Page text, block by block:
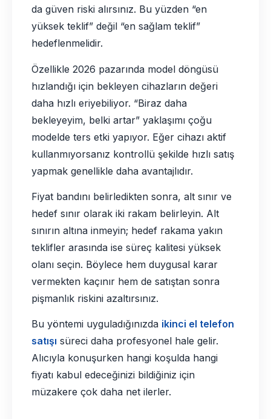
da güven riski alırsınız. Bu yüzden “en
yüksek teklif” değil “en sağlam teklif”
hedeflenmelidir.
Özellikle 2026 pazarında model döngüsü
hızlandığı için bekleyen cihazların değeri
daha hızlı eriyebiliyor. “Biraz daha
bekleyeyim, belki artar” yaklaşımı çoğu
modelde ters etki yapıyor. Eğer cihazı aktif
kullanmıyorsanız kontrollü şekilde hızlı satış
yapmak genellikle daha avantajlıdır.
Fiyat bandını belirledikten sonra, alt sınır ve
hedef sınır olarak iki rakam belirleyin. Alt
sınırın altına inmeyin; hedef rakama yakın
teklifler arasında ise süreç kalitesi yüksek
olanı seçin. Böylece hem duygusal karar
vermekten kaçınır hem de satıştan sonra
pişmanlık riskini azaltırsınız.
Bu yöntemi uyguladığınızda ikinci el telefon
satışı süreci daha profesyonel hale gelir.
Alıcıyla konuşurken hangi koşulda hangi
fiyatı kabul edeceğinizi bildiğiniz için
müzakere çok daha net ilerler.